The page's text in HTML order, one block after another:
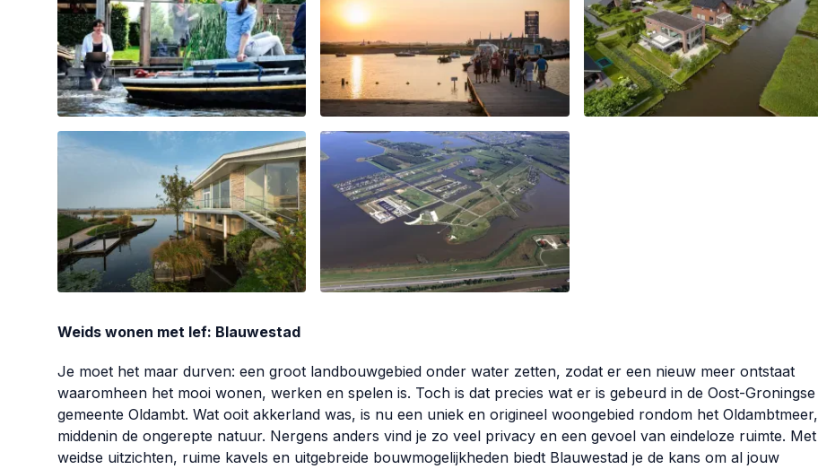
Weids wonen met lef: Blauwestad
Je moet het maar durven: een groot landbouwgebied onder water zetten, zodat er een nieuw meer ontstaat
waaromheen het mooi wonen, werken en spelen is. Toch is dat precies wat er is gebeurd in de Oost-Groningse
gemeente Oldambt. Wat ooit akkerland was, is nu een uniek en origineel woongebied rondom het Oldambtmeer,
middenin de ongerepte natuur. Nergens anders vind je zo veel privacy en een gevoel van eindeloze ruimte. Met
weidse uitzichten, ruime kavels en uitgebreide bouwmogelijkheden biedt Blauwestad je de kans om al jouw